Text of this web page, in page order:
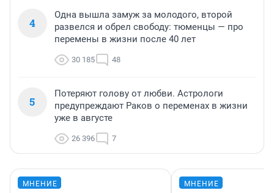
4
Одна вышла замуж за молодого, второй
развелся и обрел свободу: тюменцы — про
перемены в жизни после 40 лет
30 185 48
5
Потеряют голову от любви. Астрологи
предупреждают Раков о переменах в жизни
уже в августе
26 396 7
МНЕНИЕ МНЕНИЕ